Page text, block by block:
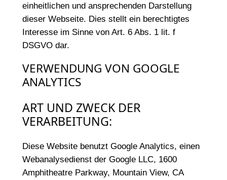
einheitlichen und ansprechenden Darstellung
dieser Webseite. Dies stellt ein berechtigtes
Interesse im Sinne von Art. 6 Abs. 1 lit. f
DSGVO dar.
VERWENDUNG VON GOOGLE
ANALYTICS
ART UND ZWECK DER
VERARBEITUNG:
Diese Website benutzt Google Analytics, einen
Webanalysedienst der Google LLC, 1600
Amphitheatre Parkway, Mountain View, CA